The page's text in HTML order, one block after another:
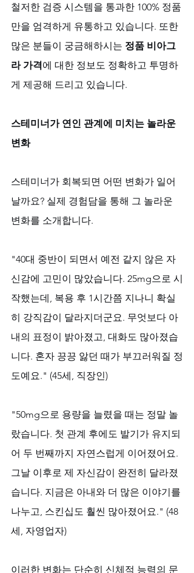
철저한 검증 시스템을 통과한 100% 정품
만을 엄격하게 유통하고 있습니다. 또한
많은 분들이 궁금해하시는 정품 비아그
라 가격에 대한 정보도 정확하고 투명하
게 제공해 드리고 있습니다.
스테미너가 연인 관계에 미치는 놀라운
변화
스테미너가 회복되면 어떤 변화가 일어
날까요? 실제 경험담을 통해 그 놀라운
변화를 소개합니다.
"40대 중반이 되면서 예전 같지 않은 자
신감에 고민이 많았습니다. 25mg으로 시
작했는데, 복용 후 1시간쯤 지나니 확실
히 강직감이 달라지더군요. 무엇보다 아
내의 표정이 밝아졌고, 대화도 많아졌습
니다. 혼자 끙끙 앓던 때가 부끄러워질 정
도예요." (45세, 직장인)
"50mg으로 용량을 늘렸을 때는 정말 놀
랐습니다. 첫 관계 후에도 발기가 유지되
어 두 번째까지 자연스럽게 이어졌어요.
그날 이후로 제 자신감이 완전히 달라졌
습니다. 지금은 아내와 더 많은 이야기를
나누고, 스킨십도 훨씬 많아졌어요." (48
세, 자영업자)
이러한 변화는 단순히 신체적 능력의 문